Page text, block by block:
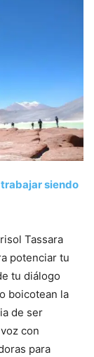
siendo
Tassara
potenciar tu
tu diálogo
boicotean la
de ser
con
para